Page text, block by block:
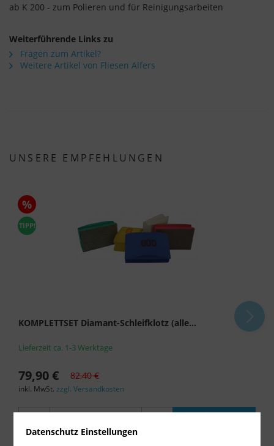
ab K 200 - zum Polieren und für Reinigungsarbeiten
Weiterführende Links zu
Fragen zum Artikel?
Weitere Artikel von Fliesen Alfers
UNSERE EMPFEHLUNGEN
%
TIPP!
KOMPLETTSET Diamant-Schleifklotz (alle...
Lieferzeit ca. 1-3 Werktage
79,90 € 82,40 €
inkl. MwSt. zzgl. Versandkosten
Datenschutz Einstellungen